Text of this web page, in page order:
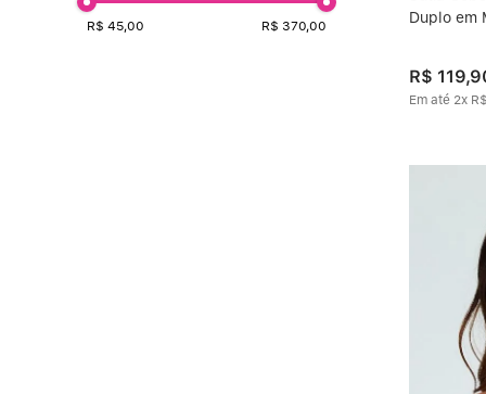
Structure
Summer Flower
R$ 45,00 R$ 370,00
Duplo em
R$ 119,
Em até 2x R$